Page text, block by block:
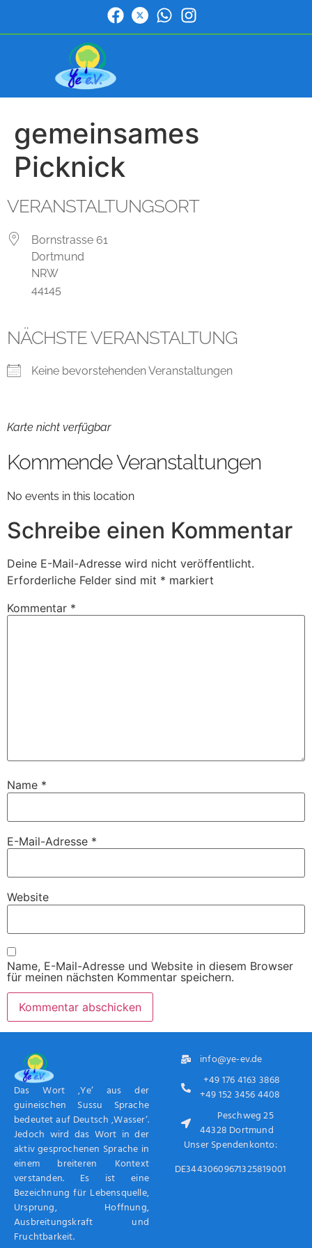
gemeinsames
Picknick
VERANSTALTUNGSORT
Bornstrasse 61
Dortmund
NRW
44145
NÄCHSTE VERANSTALTUNG
Keine bevorstehenden Veranstaltungen
Karte nicht verfügbar
Kommende Veranstaltungen
No events in this location
Schreibe einen Kommentar
Deine E-Mail-Adresse wird nicht veröffentlicht.
Erforderliche Felder sind mit * markiert
Kommentar *
Name *
E-Mail-Adresse *
Website
Name, E-Mail-Adresse und Website in diesem Browser
für meinen nächsten Kommentar speichern.
Das Wort ‚Ye‘ aus der
guineischen Sussu Sprache
bedeutet auf Deutsch ‚Wasser‘.
Jedoch wird das Wort in der
aktiv gesprochenen Sprache in
einem breiteren Kontext
verstanden. Es ist eine
Bezeichnung für Lebensquelle,
Ursprung, Hoffnung,
Ausbreitungskraft und
Fruchtbarkeit.
info@ye-ev.de
+49 176 4163 3868
+49 152 3456 4408
Peschweg 25
44328 Dortmund
Unser Spendenkonto:
DE34430609671325819001